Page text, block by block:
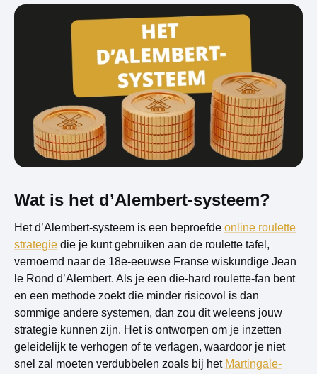
Wat is het d’Alembert-systeem?
Het d’Alembert-systeem is een beproefde online roulette
strategie die je kunt gebruiken aan de roulette tafel,
vernoemd naar de 18e-eeuwse Franse wiskundige Jean
le Rond d’Alembert. Als je een die-hard roulette-fan bent
en een methode zoekt die minder risicovol is dan
sommige andere systemen, dan zou dit weleens jouw
strategie kunnen zijn. Het is ontworpen om je inzetten
geleidelijk te verhogen of te verlagen, waardoor je niet
snel zal moeten verdubbelen zoals bij het Martingale-